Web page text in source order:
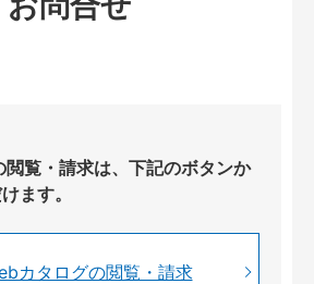
覧・請求は、下記のボタンか
ます。
カタログの閲覧・請求